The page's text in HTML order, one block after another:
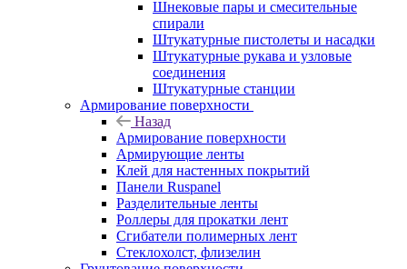
Шнековые пары и смесительные
спирали
Штукатурные пистолеты и насадки
Штукатурные рукава и узловые
соединения
Штукатурные станции
Армирование поверхности
Назад
Армирование поверхности
Армирующие ленты
Клей для настенных покрытий
Панели Ruspanel
Разделительные ленты
Роллеры для прокатки лент
Сгибатели полимерных лент
Стеклохолст, флизелин